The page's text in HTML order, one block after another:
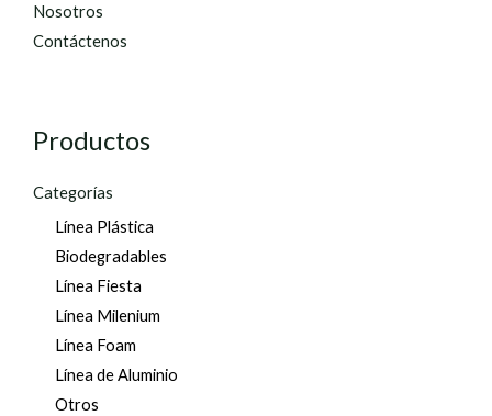
Nosotros
Contáctenos
Productos
Categorías
Línea Plástica
Biodegradables
Línea Fiesta
Línea Milenium
Línea Foam
Línea de Aluminio
Otros